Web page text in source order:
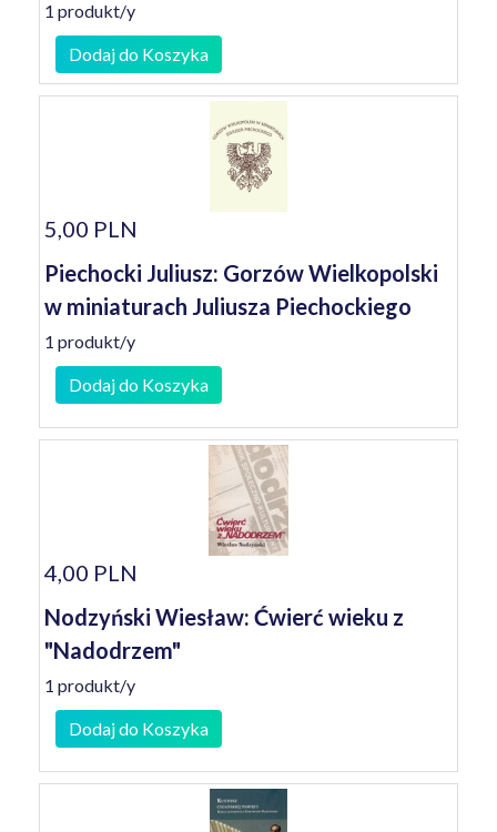
1 produkt/y
Dodaj do Koszyka
5,00 PLN
Piechocki Juliusz: Gorzów Wielkopolski
w miniaturach Juliusza Piechockiego
1 produkt/y
Dodaj do Koszyka
4,00 PLN
Nodzyński Wiesław: Ćwierć wieku z
"Nadodrzem"
1 produkt/y
Dodaj do Koszyka